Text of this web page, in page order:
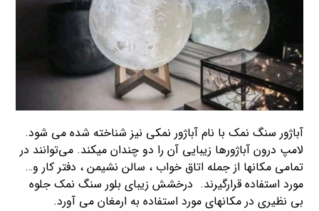
آباژور سنگ نمک با نام آباژور نمکی نیز شناخته شده می شود.
لامپ درون آباژورها زیبایی آن را دو چندان میکند. می‌توانند در
تمامی مکانها از جمله اتاق خواب ، سالن نشیمن ، دفتر کار و…
مورد استفاده قرارگیرند. درخشش زیبای بلور سنگ نمک جلوه
بی نظیری در مکانهای مورد استفاده به ارمغان می آورد.